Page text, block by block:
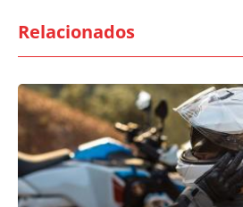
Relacionados